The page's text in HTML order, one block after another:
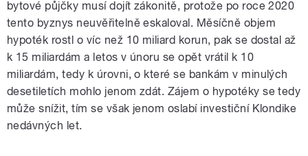
bytové půjčky musí dojít zákonitě, protože po roce 2020
tento byznys neuvěřitelně eskaloval. Měsíčně objem
hypoték rostl o víc než 10 miliard korun, pak se dostal až
k 15 miliardám a letos v únoru se opět vrátil k 10
miliardám, tedy k úrovni, o které se bankám v minulých
desetiletích mohlo jenom zdát. Zájem o hypotéky se tedy
může snížit, tím se však jenom oslabí investiční Klondike
nedávných let.